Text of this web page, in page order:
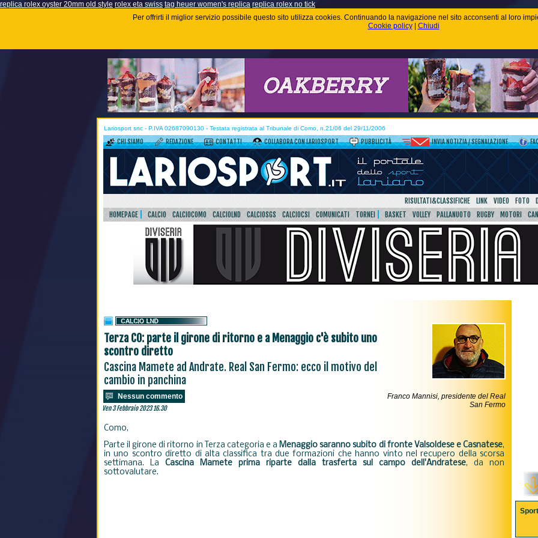
replica rolex oyster 20mm old style rolex eta swiss tag heuer women's replica replica rolex no tick
Per offrirti il miglior servizio possibile questo sito utilizza cookies. Continuando la navigazione nel sito acconsenti al loro
Cookie policy| Chiudi
Lariosport snc - P.IVA 02687090130 - Testata registrata al Tribunale di Como, n.21/06 del 29/11/2006
CHI SIAMO REDAZIONE CONTATTI COLLABORA CON LARIOSPORT PUBBLICITÀ INVIA NOTIZIA / SEGNALAZIONE
RISULTATI&CLASSIFICHE LINK VIDEO FOTO
HOMEPAGE
CALCIO CALCIOCOMO CALCIOLND CALCIOSGS CALCIOCSI COMUNICATI TORNEI BASKET VOLLEY PALLANUOTO RUGBY MOTORI
Terza CO: parte il girone di ritorno e a Menaggio c'è subito uno
scontro diretto
Cascina Mamete ad Andrate. Real San Fermo: ecco il motivo del
cambio in panchina
Nessun commento
Ven 3 Febbraio 2023 16.30
Franco Mannisi, presidente del Real
San Fermo
Como,
Parte il girone di ritorno in Terza categoria e aMenaggio saranno subito di fronte Valsoldese e Casnatese,
in uno scontro diretto di alta classifica tra due formazioni che hanno vinto nel recupero della scorsa
settimana. La Cascina Mamete prima riparte dalla trasferta sul campo dell'Andratese, da non
sottovalutare.
Sport